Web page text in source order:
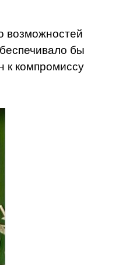
возможностей
бы
к компромиссу